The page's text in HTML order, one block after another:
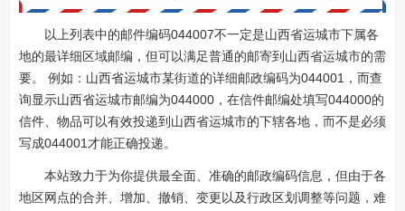
以上列表中的邮件编码044007不一定是山西省运城市下属各
地的最详细区域邮编，但可以满足普通的邮寄到山西省运城市的需
要。 例如：山西省运城市某街道的详细邮政编码为044001，而查
询显示山西省运城市邮编为044000，在信件邮编处填写044000的
信件、物品可以有效投递到山西省运城市的下辖各地，而不是必须
写成044001才能正确投递。
本站致力于为你提供最全面、准确的邮政编码信息，但由于各
地区网点的合并、增加、撤销、变更以及行政区划调整等问题，难